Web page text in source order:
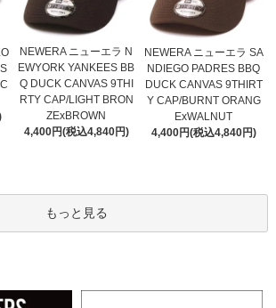
NEWERA ニューエラ N
EWYORK YANKEES BB
Q DUCK CANVAS 9THI
RTY CAP/LIGHT BRON
ZExBROWN
4,400円(税込4,840円)
NEWERA ニューエラ SA
NDIEGO PADRES BBQ
DUCK CANVAS 9THIRT
Y CAP/BURNT ORANG
ExWALNUT
4,400円(税込4,840円)
もっと見る